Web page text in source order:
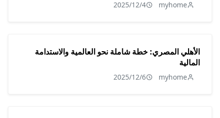
myhome
2025/12/4
الأهلي المصري: خطة شاملة نحو العالمية والاستدامة
المالية
myhome
2025/12/6